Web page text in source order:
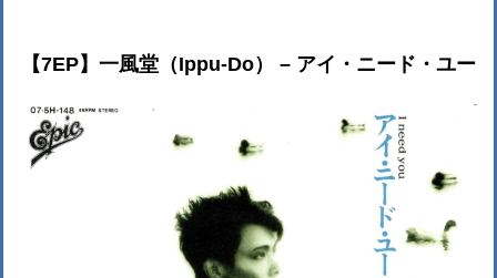
【7EP】一風堂（Ippu-Do） – アイ・ニード・ユー